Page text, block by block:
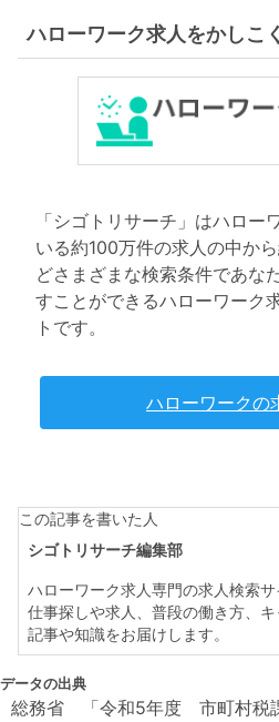
ハローワーク求人をかしこ
「シゴトリサーチ」はハロー
いる約100万件の求人の中か
どさまざまな検索条件であな
すことができるハローワーク
トです。
ハローワークの
この記事を書いた人
シゴトリサーチ編集部
ハローワーク求人専門の求人検索サ
仕事探しや求人、普段の働き方、
記事や知識をお届けします。
データの出典
総務省 「令和5年度 市町村税課